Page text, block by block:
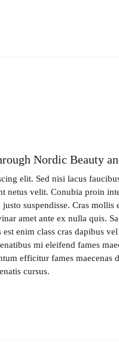
Nordic Beauty
elit. Sed nisi lacus
netus velit. Conubia proin
suspendisse. Cras
amet ante ex nulla quis.
enim class cras dapibus
mi eleifend fames
efficitur fames
cursus.